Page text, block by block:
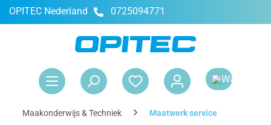
OPITEC Nederland 0725094771
Maakonderwijs & Techniek Maatwerk service